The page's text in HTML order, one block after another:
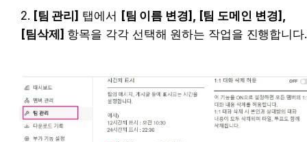
2. [팀 관리] 탭에서 [팀 이름 변경], [팀 도메인 변경],
[팀삭제] 항목을 각각 선택해 원하는 작업을 진행합니다.